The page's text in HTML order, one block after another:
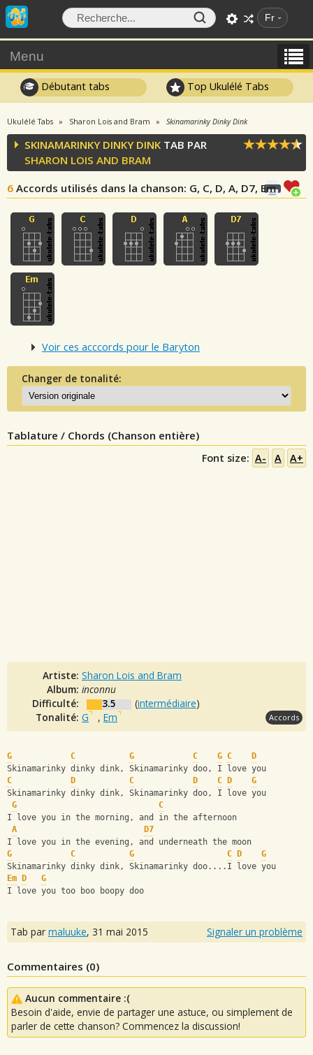
Fr
Menu
Débutant tabs Top Ukulélé Tabs
Ukulélé Tabs Sharon Lois and Bram Skinamarinky Dinky Dink
SKINAMARINKY DINKY DINK TAB PAR
SHARON LOIS AND BRAM
6 Accords utilisés dans la chanson: G, C, D, A, D7, Em
Voir ces acccords pour le Baryton
Changer de tonalité:
Tablature / Chords (Chanson entière)
Font size: A- A A+
Artiste: Sharon Lois and Bram
Album: inconnu
Difficulté:
3.5 (intermédiaire)
Tonalité: G , Em Accords
G C G C G C
D
Skinamarinky dinky dink, Skinamarinky doo, I love you
C
D C D C D
G
Skinamarinky dinky dink, Skinamarinky doo, I love you
G
C
I love you in the morning, and in the afternoon
A
D7
I love you in the evening, and underneath the moon
G
C G C D
G
Skinamarinky dinky dink, Skinamarinky doo....I love you
Em
D
G
I love you too boo boopy doo
Tab par maluuke, 31 mai 2015 Signaler un problème
Commentaires (0)
Aucun commentaire :(
Besoin d'aide, envie de partager une astuce, ou simplement de
parler de cette chanson? Commencez la discussion!